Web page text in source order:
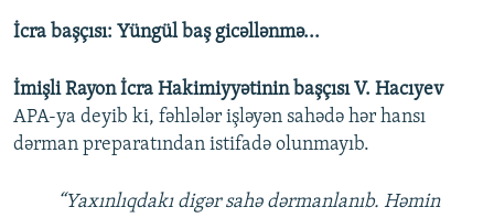
İcra başçısı: Yüngül baş gicəllənmə...
İmişli Rayon İcra Hakimiyyətinin başçısı V. Hacıyev
APA-ya deyib ki, fəhlələr işləyən sahədə hər hansı
dərman preparatından istifadə olunmayıb.
“Yaxınlıqdakı digər sahə dərmanlanıb. Həmin